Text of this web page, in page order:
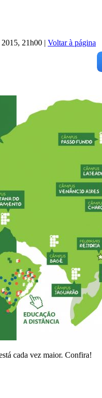
21h00 | Voltar à página
cada vez maior. Confira!